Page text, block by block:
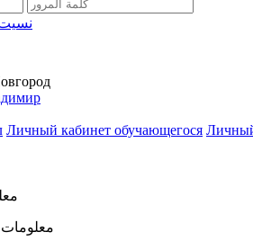
نسيت
Личный кабинет обучающегося